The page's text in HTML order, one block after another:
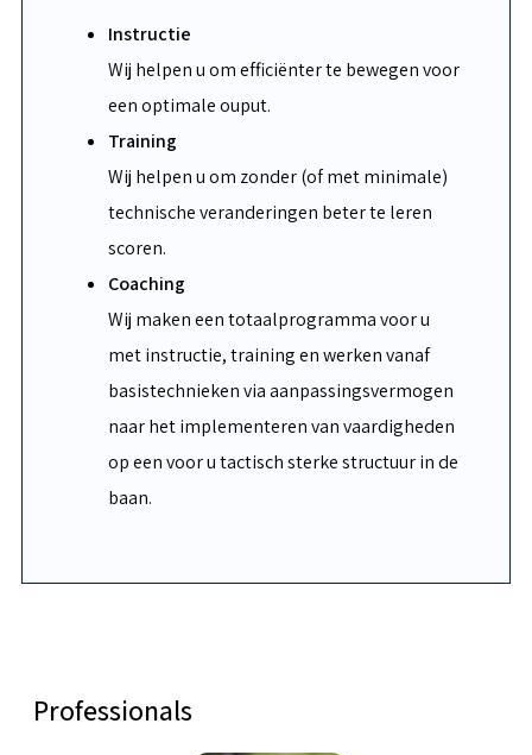
Instructie
Wij helpen u om efficiënter te bewegen voor
een optimale ouput.
Training
Wij helpen u om zonder (of met minimale)
technische veranderingen beter te leren
scoren.
Coaching
Wij maken een totaalprogramma voor u
met instructie, training en werken vanaf
basistechnieken via aanpassingsvermogen
naar het implementeren van vaardigheden
op een voor u tactisch sterke structuur in de
baan.
Professionals